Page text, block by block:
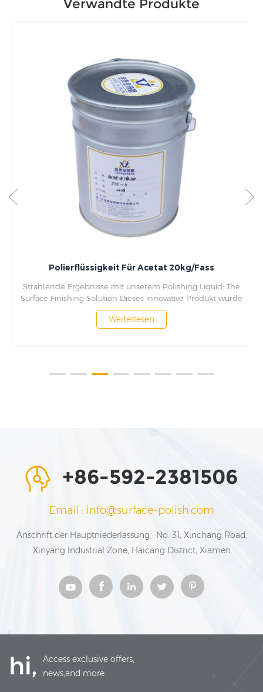
Verwandte Produkte
Polierflüssigkeit Für Acetat 20kg/Fass
Strahlende Ergebnisse mit unserem Polishing Liquid: The
Surface Finishing Solution Dieses innovative Produkt wurde
speziell entwickelt, um Ihren Oberflächen ein glattes,
poliertes Aussehen zu verleihen, das alle Blicke auf sich
atemberaubenden Ergebnissen.
Weiterlesen
+86-592-2381506
Email : info@surface-polish.com
Anschrift der Hauptniederlassung : No. 31, Xinchang Road,
Xinyang Industrial Zone, Haicang District, Xiamen
hi,
Access exclusive offers,
news,and more.